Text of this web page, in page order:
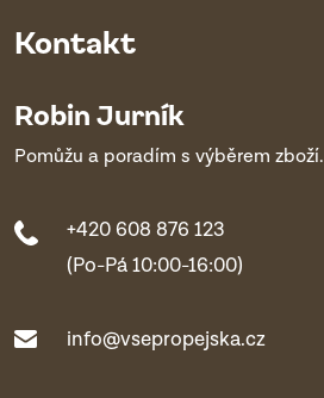
Kontakt
Robin Jurník
Pomůžu a poradím s výběrem zboží.
+420 608 876 123
(Po-Pá 10:00-16:00)
info@vsepropejska.cz